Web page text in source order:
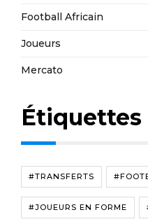
Football Africain
Joueurs
Mercato
Étiquettes
#TRANSFERTS
#JOUEURS EN FORME